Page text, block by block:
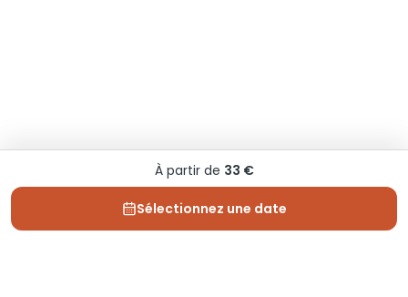
À partir de 33 €
Sélectionnez une date